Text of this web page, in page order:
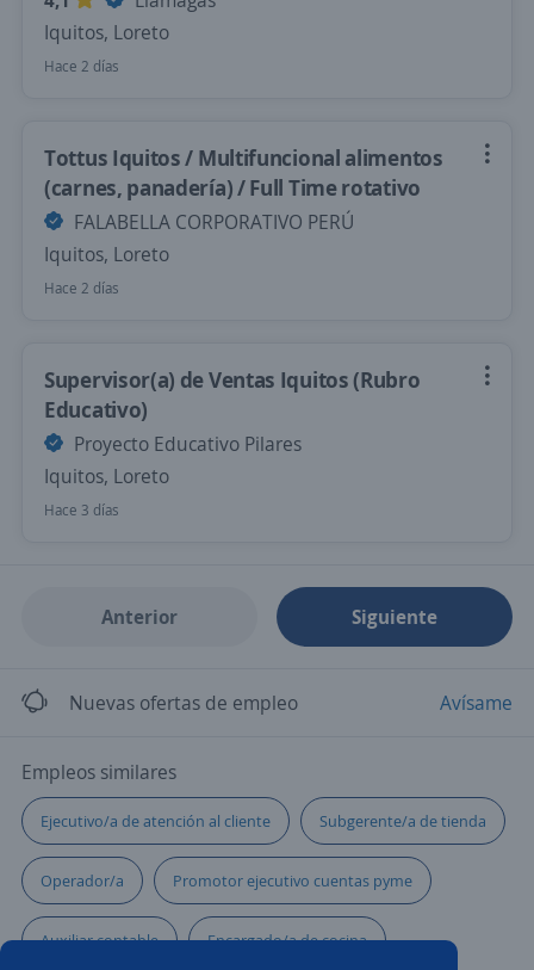
Iquitos, Loreto
Hace 2 días
Tottus Iquitos / Multifuncional alimentos
(carnes, panadería) / Full Time rotativo
FALABELLA CORPORATIVO PERÚ
Iquitos, Loreto
Hace 2 días
Supervisor(a) de Ventas Iquitos (Rubro
Educativo)
Proyecto Educativo Pilares
Iquitos, Loreto
Hace 3 días
Anterior Siguiente
Nuevas ofertas de empleo Avísame
Empleos similares
Ejecutivo/a de atención al cliente Subgerente/a de tienda
Operador/a Promotor ejecutivo cuentas pyme
Auxiliar contable Encargado/a de cocina